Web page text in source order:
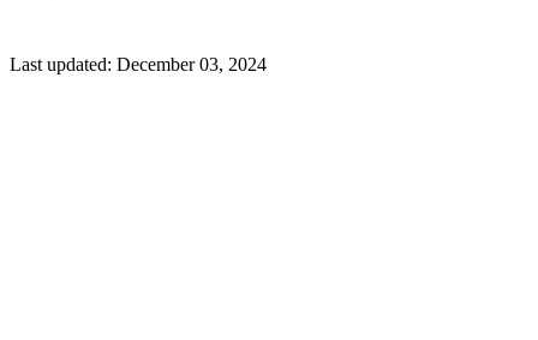
Last updated: December 03, 2024